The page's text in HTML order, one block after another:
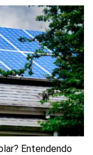
Entendendo